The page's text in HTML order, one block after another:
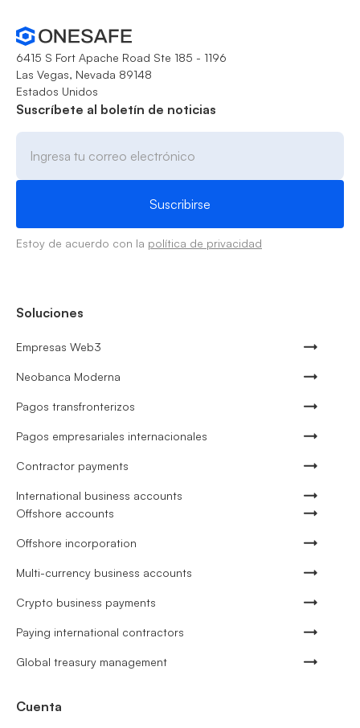
6415 S Fort Apache Road Ste 185 - 1196
Las Vegas, Nevada 89148
Estados Unidos
Suscríbete al boletín de noticias
Estoy de acuerdo con la política de privacidad
Soluciones
Empresas Web3
Neobanca Moderna
Pagos transfronterizos
Pagos empresariales internacionales
Contractor payments
International business accounts
Offshore accounts
Offshore incorporation
Multi-currency business accounts
Crypto business payments
Paying international contractors
Global treasury management
Cuenta